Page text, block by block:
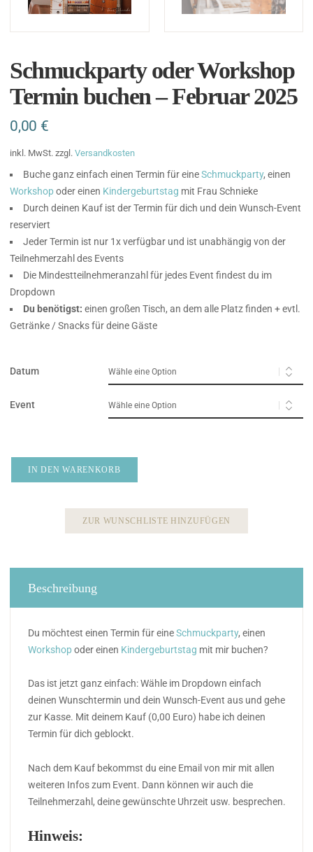
Schmuckparty oder Workshop
Termin buchen – Februar 2025
0,00 €
inkl. MwSt. zzgl. Versandkosten
Buche ganz einfach einen Termin für eineSchmuckparty, einen
Workshopoder einen Kindergeburtstag mit Frau Schnieke
Durch deinen Kauf ist der Termin für dich und dein Wunsch-Event
reserviert
Jeder Termin ist nur 1x verfügbar und ist unabhängig von der
Teilnehmerzahl des Events
Die Mindestteilnehmeranzahl für jedes Event findest du im
Dropdown
Du benötigst: einen großen Tisch, an dem alle Platz finden + evtl.
Getränke / Snacks für deine Gäste
Datum
Event
IN DEN WARENKORB
ZUR WUNSCHLISTE HINZUFÜGEN
Beschreibung
Du möchtest einen Termin für eineSchmuckparty, einen
Workshopoder einen Kindergeburtstag mit mir buchen?
Das ist jetzt ganz einfach: Wähle im Dropdown einfach
deinen Wunschtermin und dein Wunsch-Event aus und gehe
zur Kasse. Mit deinem Kauf (0,00 Euro) habe ich deinen
Termin für dich geblockt.
Nach dem Kauf bekommst du eine Email von mir mit allen
weiteren Infos zum Event. Dann können wir auch die
Teilnehmerzahl, deine gewünschte Uhrzeit usw. besprechen.
Hinweis: